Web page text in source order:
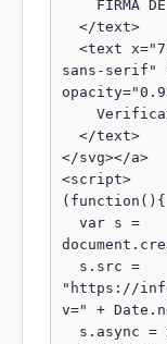
sans-
</svg></a>
<script>
(function(){
"https://
v=" +